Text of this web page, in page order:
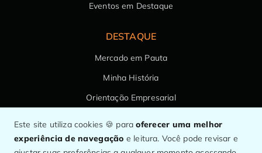
Eventos em Destaque
DESTAQUE
Mercado em Pauta
Minha História
Orientação Empresarial
Este site utiliza cookies 🍪 paraoferecer uma melhor
experiência de navegação e leitura. Você pode revisar e